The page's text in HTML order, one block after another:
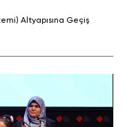
Altyapısına Geçiş